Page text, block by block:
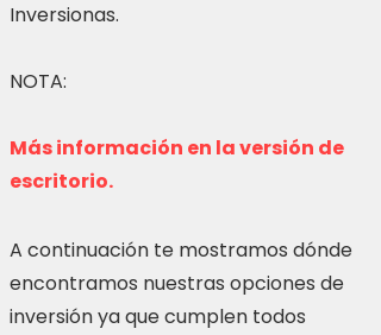
Inversionas.
NOTA:
Más información en la versión de
escritorio.
A continuación te mostramos dónde
encontramos nuestras opciones de
inversión ya que cumplen todos